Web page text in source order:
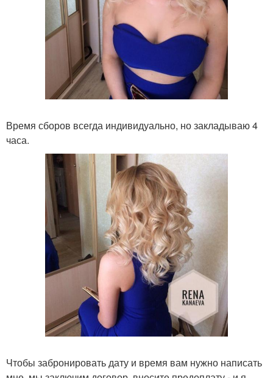
Время сборов всегда индивидуально, но закладываю 4
часа.
Чтобы забронировать дату и время вам нужно написать